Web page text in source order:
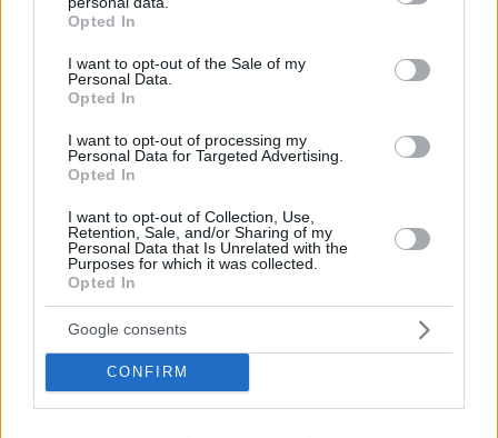
grant or deny consent to Google and its third-party tags to
use your data for below specified purposes in below Google
consent section.
Opted In
I want to opt-out of the Sale of my
Personal Data.
Opted In
I want to opt-out of processing my
Personal Data for Targeted Advertising.
Opted In
I want to opt-out of Collection, Use,
Retention, Sale, and/or Sharing of my
Personal Data that Is Unrelated with the
Purposes for which it was collected.
Opted In
Google consents
CONFIRM
Στη ΓΑΔΑ κρατείται η 46χρονη που κατηγορείται
για την επίθεση στη Marfin, δείτε βίντεο και
φωτογραφίες